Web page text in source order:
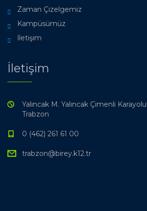
Zaman Çizelgemiz
Kampüsümüz
İletişim
İletişim
Yalıncak M. Yalıncak Çimenli
Trabzon
0 (462) 261 61 00
trabzon@birey.k12.tr